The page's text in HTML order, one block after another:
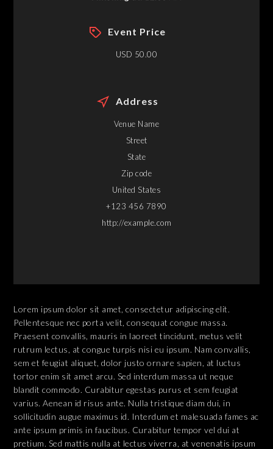
Event Price
USD 50.00
Address
Venue Name
Street
State
Zip code
United States
+123 456 7890
http://example.com
Lorem ipsum dolor sit amet, consectetur adipiscing elit.
Pellentesque nec porta velit, consequat congue massa.
Praesent convallis, mauris in laoreet tincidunt, metus velit
rutrum lectus, at congue turpis nisi eu ipsum. Nam convallis,
sem et feugiat aliquet, dolor justo ornare sapien, at luctus
tortor enim sit amet arcu. Sed interdum massa ut neque
blandit commodo. Curabitur egestas purus et sem feugiat
varius. Aenean id risus ante. Nulla tristique diam dui, in
sollicitudin augue maximus id. Interdum et malesuada fames ac
ante ipsum primis in faucibus. Curabitur tempor vel dui at
pretium. Sed mattis nulla at lectus viverra, at venenatis ipsum